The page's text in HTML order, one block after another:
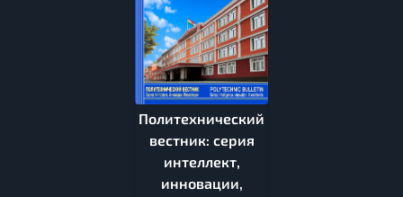
Политехнический
вестник: серия
интеллект,
инновации,